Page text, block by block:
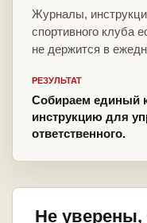
Журналы,
спортивного клуба
не держится в
РЕЗУЛЬТАТ
Собираем единый
инструкцию для
ответственного.
Не уверены,